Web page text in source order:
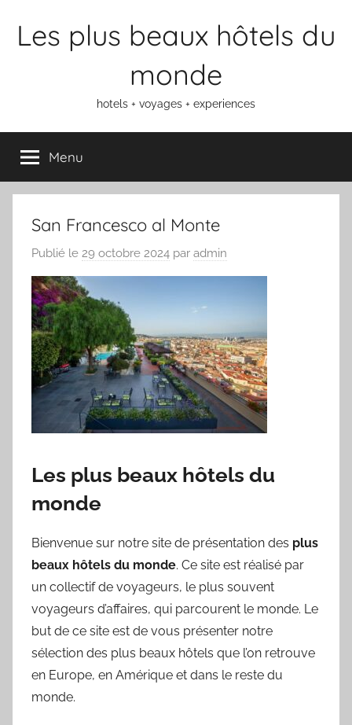
Les plus beaux hôtels du
monde
hotels + voyages + experiences
Menu
San Francesco al Monte
Publié le 29 octobre 2024 par admin
Les plus beaux hôtels du
monde
Bienvenue sur notre site de présentation des plus
beaux hôtels du monde. Ce site est réalisé par
un collectif de voyageurs, le plus souvent
voyageurs d’affaires, qui parcourent le monde. Le
but de ce site est de vous présenter notre
sélection des plus beaux hôtels que l’on retrouve
en Europe, en Amérique et dans le reste du
monde.